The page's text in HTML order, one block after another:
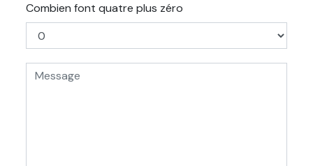
Combien font quatre plus zéro